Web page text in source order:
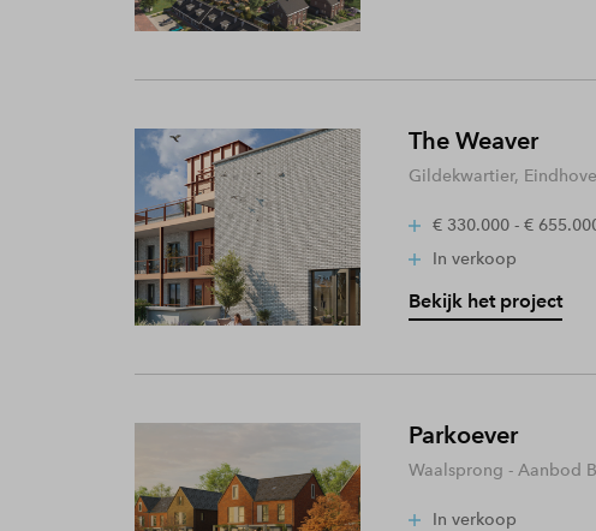
The Weaver
Gildekwartier,
€ 330.000 - €
In verkoop
Bekijk het project
Parkoever
Waalsprong - Aanbod
In verkoop